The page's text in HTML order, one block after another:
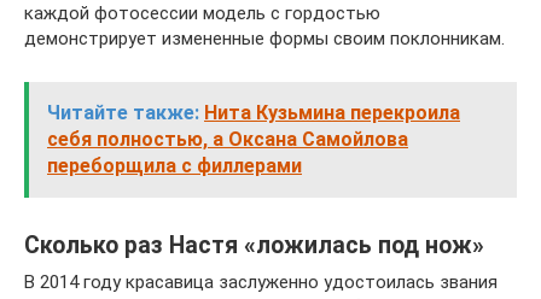
каждой фотосессии модель с гордостью
демонстрирует измененные формы своим поклонникам.
Читайте также: Нита Кузьмина перекроила
себя полностью, а Оксана Самойлова
переборщила с филлерами
Сколько раз Настя «ложилась под нож»
В 2014 году красавица заслуженно удостоилась звания